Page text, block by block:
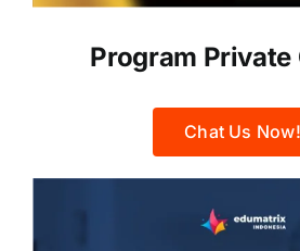
Program Private
Chat Us Now!